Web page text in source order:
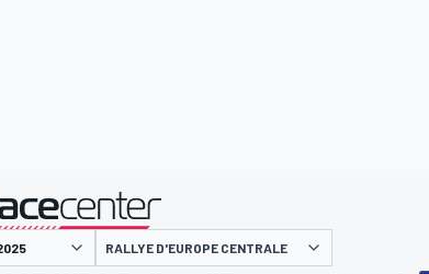
présenté par
RALLYE D'EUROPE CENTRALE